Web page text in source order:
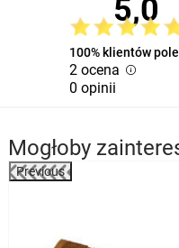
5,0
100% klientów
2 ocena
0 opinii
Mogłoby
Previous